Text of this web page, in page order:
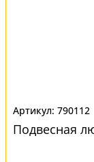
790112
Подвесная